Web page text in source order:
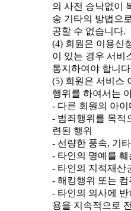
의 사전 승낙없이
송 기타의 방법으
공할 수 없습니다.
(4) 회원은 이용신
이 있는 경우 서비
통지하여야 합니
(5) 회원은 서비스
행위를 하여서는
- 다른 회원의 아
- 범죄행위를 목적
련된 행위
- 선량한 풍속, 기
- 타인의 명예를
- 타인의 지적재산
- 해킹행위 또는
- 타인의 의사에
용을 지속적으로